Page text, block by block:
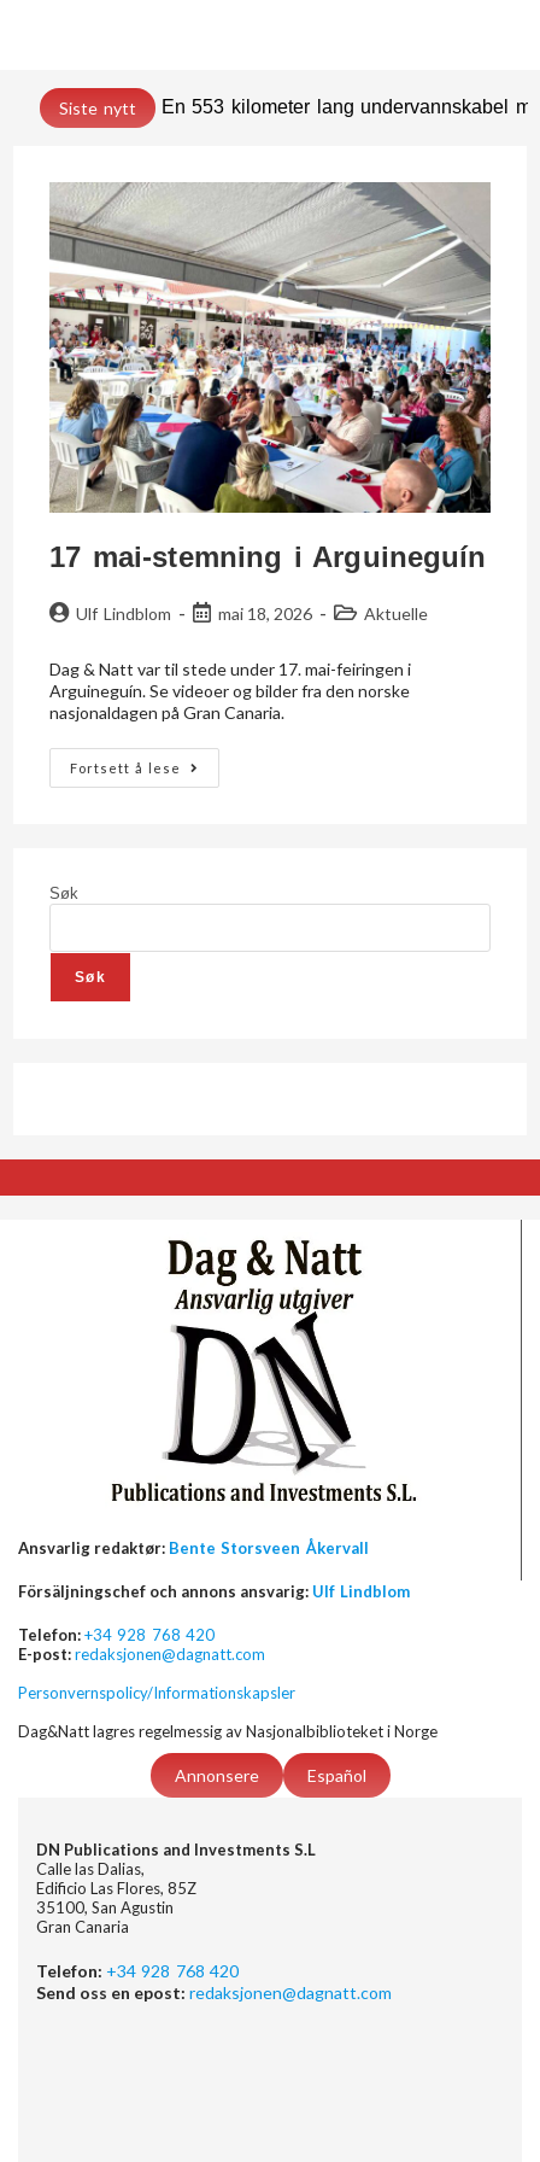
Siste nytt En 553 kilometer lang undervannskabel
17 mai-stemning i Arguineguín
Ulf Lindblom mai 18, 2026 Aktuelle
Dag & Natt var til stede under 17. mai-feiringen i
Arguineguín. Se videoer og bilder fra den norske
nasjonaldagen på Gran Canaria.
Fortsett å lese
Søk
Søk
Ansvarlig redaktør: Bente Storsveen Åkervall
Försäljningschef och annons ansvarig: Ulf Lindblom
Telefon:+34 928 768 420
E-post:redaksjonen@dagnatt.com
Personvernspolicy/Informationskapsler
Dag&Natt lagres regelmessig av Nasjonalbiblioteket i Norge
Annonsere Español
DN Publications and Investments S.L
Calle las Dalias,
Edificio Las Flores, 85Z
35100, San Agustin
Gran Canaria
Telefon: +34 928 768 420
Send oss en epost: redaksjonen@dagnatt.com